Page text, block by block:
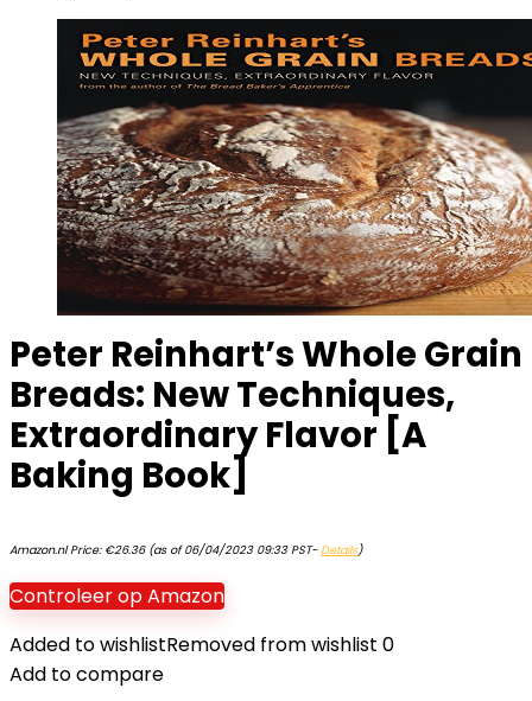
Peter Reinhart’s Whole Grain
Breads: New Techniques,
Extraordinary Flavor [A
Baking Book]
Amazon.nl Price: €26.36(as of 06/04/2023 09:33 PST-Details)
Controleer op Amazon
Added to wishlistRemoved from wishlist 0
Add to compare